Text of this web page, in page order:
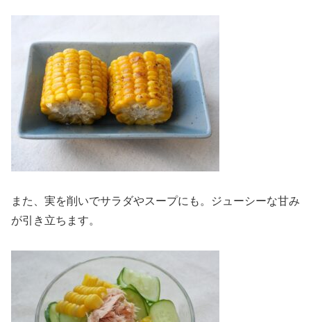
また、実を削いでサラダやスープにも。ジューシーな甘み
が引き立ちます。